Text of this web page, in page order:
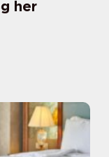
her